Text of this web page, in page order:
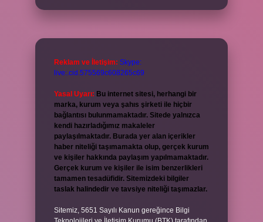
Reklam ve İletişim: Skype:
live:.cid.575569c608265c69
Yasal Uyarı: Bu internet sitesi, herhangi bir
marka, kurum veya şahıs şirketi ile hiçbir
bağlantısı bulunmamaktadır. Sitede yalnızca
kendi hazırladığımız makaleler
paylaşılmaktadır. Burada yer alan içerikler
haber niteliği taşımamakta olup, gerçek kurum
ve kişiler hakkında paylaşım yapılmamaktadır.
Gerçek kurum ve kişiler ile isim benzerlikleri
tamamen tesadüfidir. Sitemizdeki bilgiler
taslak halindedir ve tavsiye niteliği taşımazlar.
Sitemiz, 5651 Sayılı Kanun gereğince Bilgi